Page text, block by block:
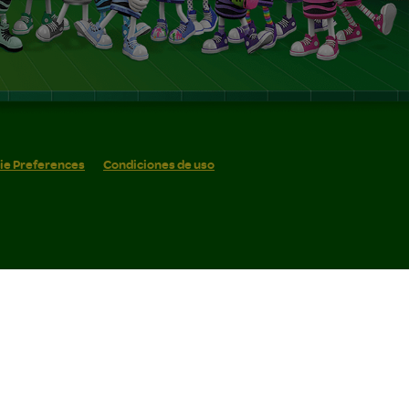
Preferences Condiciones de uso